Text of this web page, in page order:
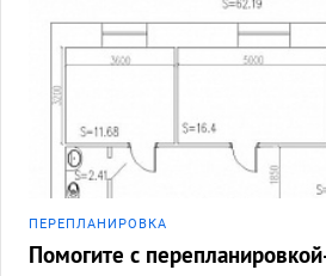
ПЕРЕПЛАНИРОВКА
Помогите с